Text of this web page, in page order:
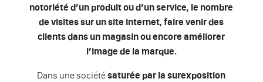
notoriété d’un produit ou d’un service, le nombre
de visites sur un site internet, faire venir des
clients dans un magasin ou encore améliorer
l’image de la marque.
Dans une sociétésaturée par la surexposition